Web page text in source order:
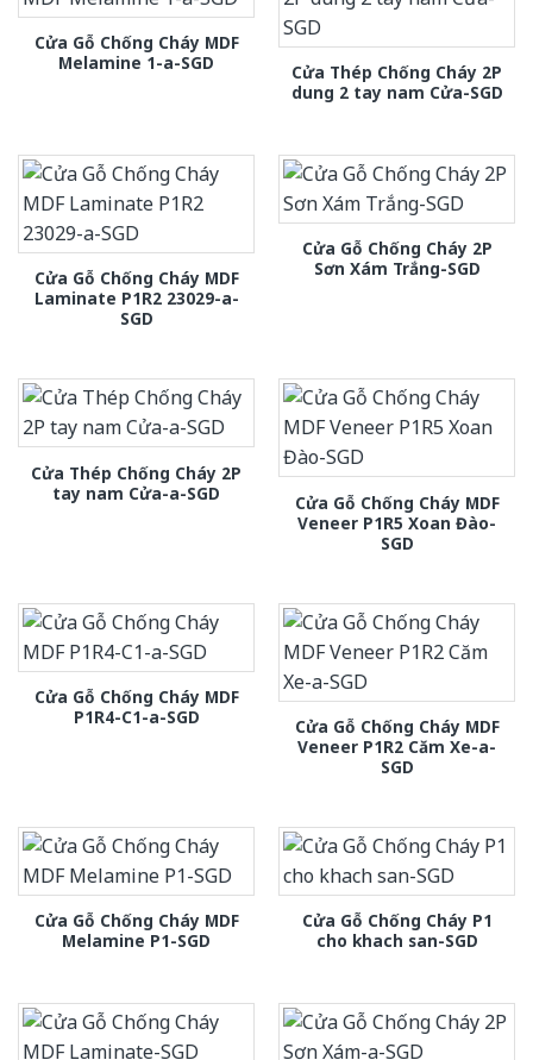
Cửa Gỗ Chống Cháy MDF
Melamine 1-a-SGD
Cửa Thép Chống Cháy 2P
dung 2 tay nam Cửa-SGD
Cửa Gỗ Chống Cháy MDF
Laminate P1R2 23029-a-
SGD
Cửa Gỗ Chống Cháy 2P
Sơn Xám Trắng-SGD
Cửa Thép Chống Cháy 2P
tay nam Cửa-a-SGD
Cửa Gỗ Chống Cháy MDF
Veneer P1R5 Xoan Đào-
SGD
Cửa Gỗ Chống Cháy MDF
P1R4-C1-a-SGD
Cửa Gỗ Chống Cháy MDF
Veneer P1R2 Căm Xe-a-
SGD
Cửa Gỗ Chống Cháy MDF
Melamine P1-SGD
Cửa Gỗ Chống Cháy P1
cho khach san-SGD